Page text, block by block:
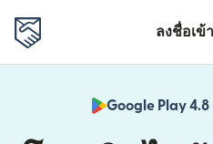
ลงชื่อเข้
Google Play 4.8